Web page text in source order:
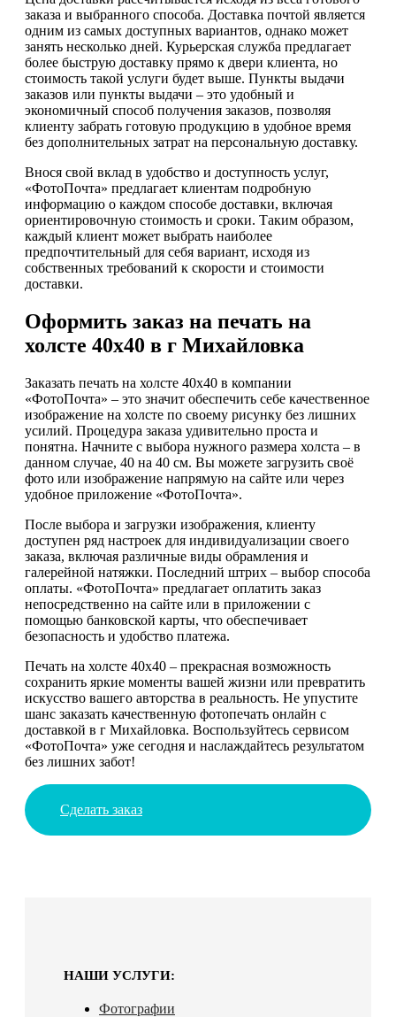
заказа и выбранного способа. Доставка почтой является
одним из самых доступных вариантов, однако может
занять несколько дней. Курьерская служба предлагает
более быструю доставку прямо к двери клиента, но
стоимость такой услуги будет выше. Пункты выдачи
заказов или пункты выдачи – это удобный и
экономичный способ получения заказов, позволяя
клиенту забрать готовую продукцию в удобное время
без дополнительных затрат на персональную доставку.
Внося свой вклад в удобство и доступность услуг,
«ФотоПочта» предлагает клиентам подробную
информацию о каждом способе доставки, включая
ориентировочную стоимость и сроки. Таким образом,
каждый клиент может выбрать наиболее
предпочтительный для себя вариант, исходя из
собственных требований к скорости и стоимости
доставки.
Оформить заказ на печать на
холсте 40х40 в г Михайловка
Заказать печать на холсте 40х40 в компании
«ФотоПочта» – это значит обеспечить себе качественное
изображение на холсте по своему рисунку без лишних
усилий. Процедура заказа удивительно проста и
понятна. Начните с выбора нужного размера холста – в
данном случае, 40 на 40 см. Вы можете загрузить своё
фото или изображение напрямую на сайте или через
удобное приложение «ФотоПочта».
После выбора и загрузки изображения, клиенту
доступен ряд настроек для индивидуализации своего
заказа, включая различные виды обрамления и
галерейной натяжки. Последний штрих – выбор способа
оплаты. «ФотоПочта» предлагает оплатить заказ
непосредственно на сайте или в приложении с
помощью банковской карты, что обеспечивает
безопасность и удобство платежа.
Печать на холсте 40х40 – прекрасная возможность
сохранить яркие моменты вашей жизни или превратить
искусство вашего авторства в реальность. Не упустите
шанс заказать качественную фотопечать онлайн с
доставкой в г Михайловка. Воспользуйтесь сервисом
«ФотоПочта» уже сегодня и наслаждайтесь результатом
без лишних забот!
Сделать заказ
НАШИ УСЛУГИ:
Фотографии